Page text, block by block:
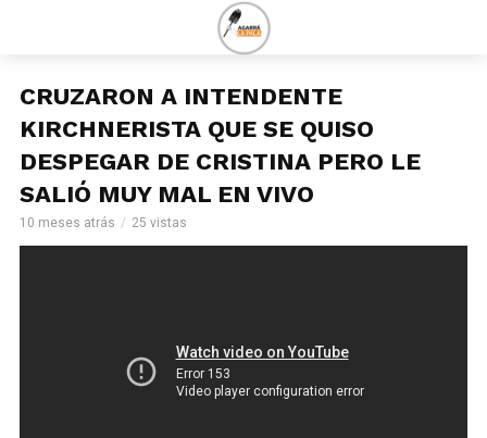
CRUZARON A INTENDENTE
KIRCHNERISTA QUE SE QUISO
DESPEGAR DE CRISTINA PERO LE
SALIÓ MUY MAL EN VIVO
10 meses atrás 25 vistas